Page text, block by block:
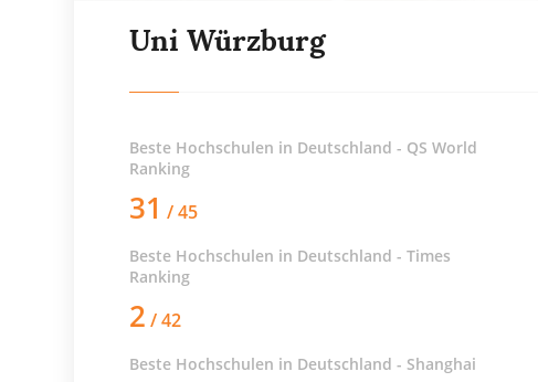
Uni Würzburg
Beste Hochschulen in Deutschland - QS World
Ranking
31 / 45
Beste Hochschulen in Deutschland - Times
Ranking
2 / 42
Beste Hochschulen in Deutschland - Shanghai